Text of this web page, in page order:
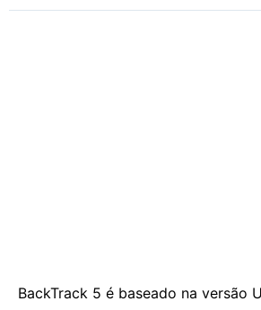
BackTrack 5 é baseado na versão